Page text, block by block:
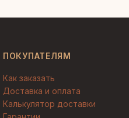
ПОКУПАТЕЛЯМ
Как заказать
Доставка и оплата
Калькулятор доставки